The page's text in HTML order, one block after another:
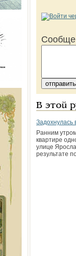
В этой
Задохнулась
Ранним
квартире
улице
результате